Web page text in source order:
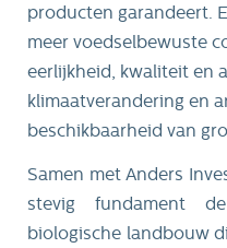
producten garandeert.
meer voedselbewuste
eerlijkheid, kwaliteit en
klimaatverandering en
beschikbaarheid van
Samen met Anders
stevig fundament
biologische landbouw